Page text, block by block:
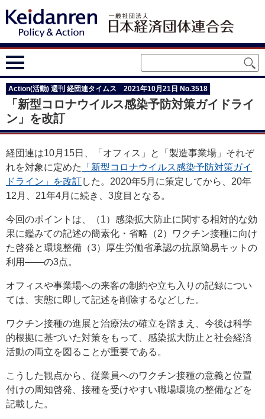
Action(活動) 週刊 経団連タイムス 2021年10月21日 No.3518
「新型コロナウイルス感染予防対策ガイドライ
ン」を改訂
経団連は10月15日、「オフィス」と「製造事業場」それぞ
れを対象に定めた
「新型コロナウイルス感染予防対策ガイ
ドライン」を改訂した。2020年5月に策定してから、20年
12月、21年4月に続き、3度目となる。
今回のポイントは、（1）感染拡大防止に関する相対的な効
果に鑑みての記述の簡素化・省略（2）ワクチン接種に向け
た啓発と環境整備（3）厚生労働省承認の抗原簡易キットの
利用――の3点。
オフィスや事業場への来客の制約や立ち入りの記録につい
ては、実態に即して記述を削除するなどした。
ワクチン接種の進展と治療法の確立を踏まえ、今後は科学
的根拠に基づいた対策をもって、感染拡大防止と社会経済
活動の両立を図ることが重要である。
こうした観点から、従業員へのワクチン接種の意義と位置
付けの周知啓発、接種を受けやすい職場環境の整備などを
記載した。